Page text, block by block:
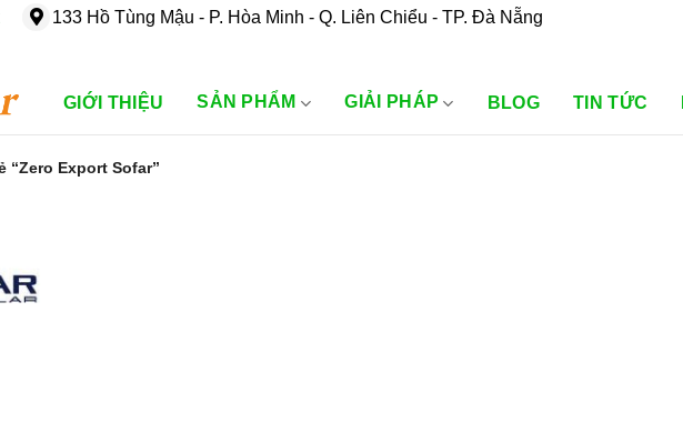
133 Hồ Tùng Mậu - P. Hòa Minh - Q. Liên Chiểu - TP. Đà Nẵng
GIỚI THIỆU SẢN PHẨM GIẢI PHÁP BLOG TIN TỨC
“Zero Export Sofar”